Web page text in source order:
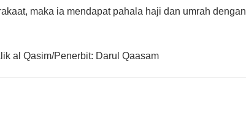
maka ia mendapat pahala haji dan umrah dengan
al Qasim/Penerbit: Darul Qaasam